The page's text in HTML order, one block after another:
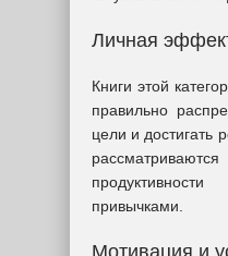
Личная
Книги этой
правильно
цели и достигать
привычками.